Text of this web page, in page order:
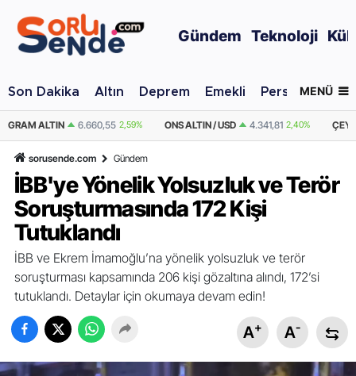
Gündem Teknoloji
Son Dakika Altın Deprem Emekli Personel Alımı
MENÜ
ONS ALTIN / USD 4.341,81 2,40% ÇEYREK ALTIN 10.889,99 2,59%
sorusende.com Gündem
İBB'ye Yönelik Yolsuzluk ve Terör
Soruşturmasında 172 Kişi
Tutuklandı
İBB ve Ekrem İmamoğlu’na yönelik yolsuzluk ve terör
soruşturması kapsamında 206 kişi gözaltına alındı, 172’si
tutuklandı. Detaylar için okumaya devam edin!
A+ A-